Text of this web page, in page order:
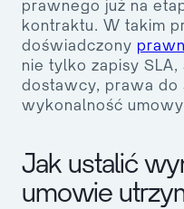
prawnego już na
kontraktu. W takim
doświadczony
nie tylko zapisy
dostawcy, prawa do
wykonalność
Jak ustalić
umowie